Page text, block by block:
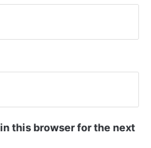
this browser for the next